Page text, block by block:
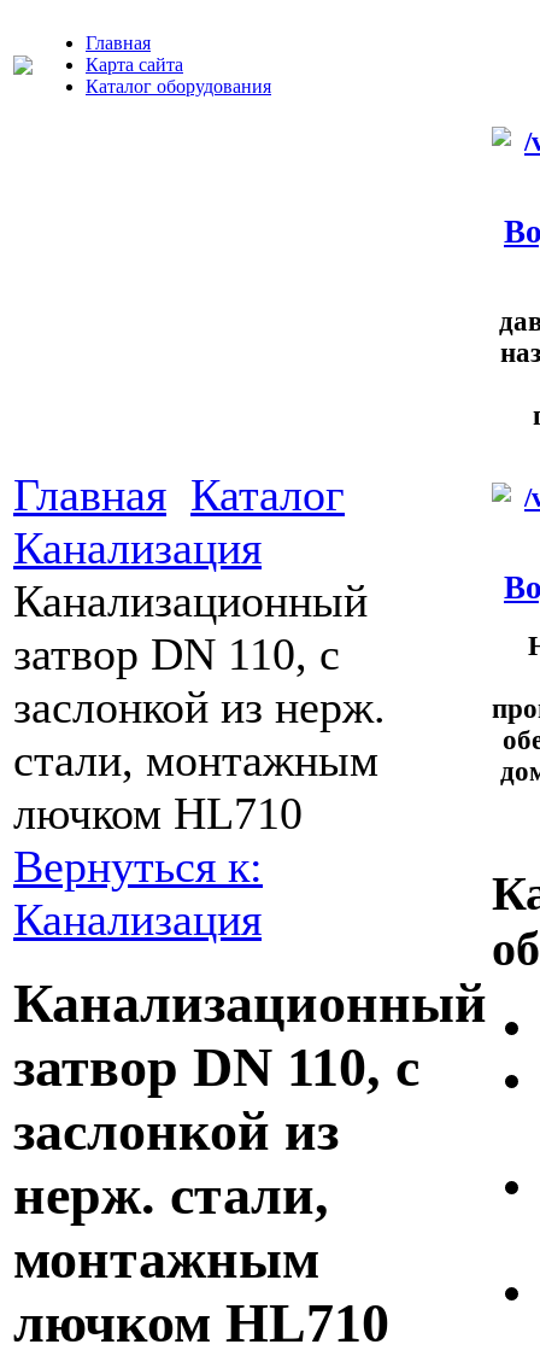
Главная
Карта сайта
Каталог оборудования
Главная Каталог
Канализация
Канализационный
затвор DN 110, с
заслонкой из нерж.
стали, монтажным
лючком HL710
Вернуться к:
Канализация
Канализационный
затвор DN 110, с
заслонкой из
нерж. стали,
монтажным
лючком HL710